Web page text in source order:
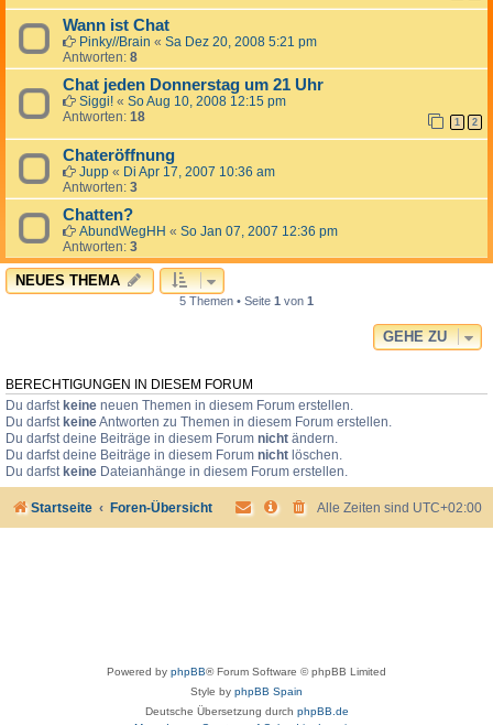
Wann ist Chat
Pinky//Brain « Sa Dez 20, 2008 5:21 pm
Antworten: 8
Chat jeden Donnerstag um 21 Uhr
Siggi! « So Aug 10, 2008 12:15 pm
Antworten: 18 1 2
Chateröffnung
Jupp « Di Apr 17, 2007 10:36 am
Antworten: 3
Chatten?
AbundWegHH « So Jan 07, 2007 12:36 pm
Antworten: 3
NEUES THEMA
5 Themen • Seite 1 von 1
GEHE ZU
BERECHTIGUNGEN IN DIESEM FORUM
Du darfst keine neuen Themen in diesem Forum erstellen.
Du darfst keineAntworten zu Themen in diesem Forum erstellen.
Du darfst deine Beiträge in diesem Forum nicht ändern.
Du darfst deine Beiträge in diesem Forum nicht löschen.
Du darfst keine Dateianhänge in diesem Forum erstellen.
Startseite Foren-Übersicht Alle Zeiten sind UTC+02:00
Powered by phpBB® Forum Software © phpBB Limited
Style by phpBB Spain
Deutsche Übersetzung durch phpBB.de